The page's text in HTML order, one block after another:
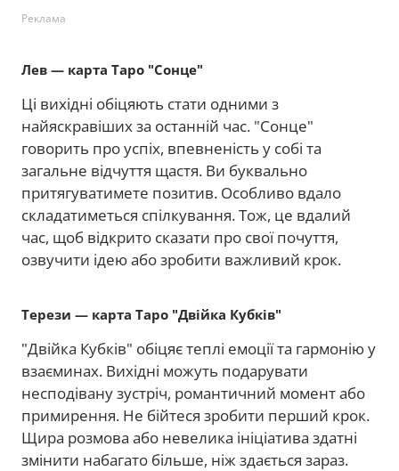
Реклама
Лев — карта Таро "Сонце"
Ці вихідні обіцяють стати одними з
найяскравіших за останній час. "Сонце"
говорить про успіх, впевненість у собі та
загальне відчуття щастя. Ви буквально
притягуватимете позитив. Особливо вдало
складатиметься спілкування. Тож, це вдалий
час, щоб відкрито сказати про свої почуття,
озвучити ідею або зробити важливий крок.
Терези — карта Таро "Двійка Кубків"
"Двійка Кубків" обіцяє теплі емоції та гармонію у
взаєминах. Вихідні можуть подарувати
несподівану зустріч, романтичний момент або
примирення. Не бійтеся зробити перший крок.
Щира розмова або невелика ініціатива здатні
змінити набагато більше, ніж здається зараз.